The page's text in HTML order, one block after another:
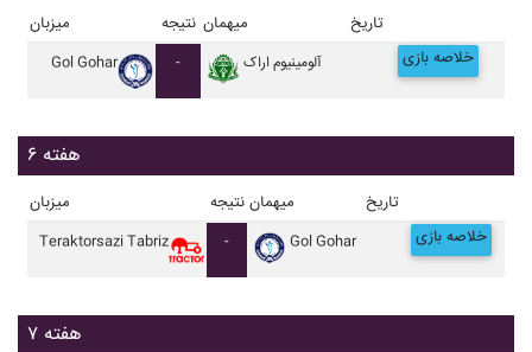
میزبان نتیجه میهمان تاریخ
Gol Gohar - آلومينيوم اراک خلاصه بازی
هفته ۶
میزبان نتیجه میهمان تاریخ
Teraktorsazi Tabriz - Gol Gohar خلاصه بازی
هفته ۷